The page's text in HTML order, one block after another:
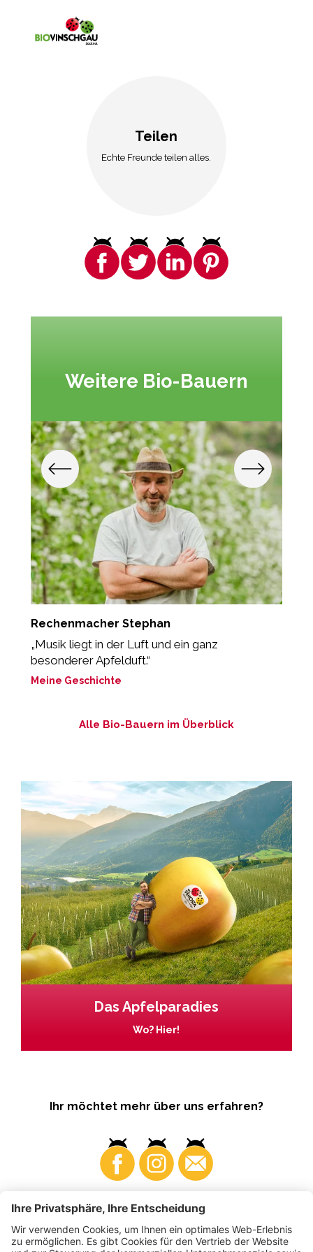
Teilen
Echte Freunde teilen alles.
Weitere Bio-Bauern
Rechenmacher Stephan
„Musik liegt in der Luft und ein ganz
besonderer Apfelduft.“
Meine Geschichte
Alle Bio-Bauern im Überblick
Das Apfelparadies
Wo? Hier!
Ihr möchtet mehr über uns erfahren?
Business Produzenten